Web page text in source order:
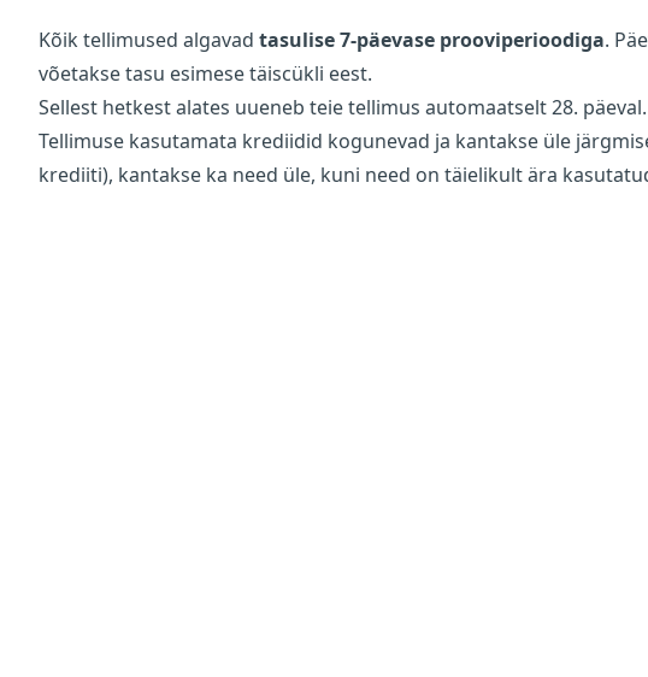
Kõik tellimused algavad tasulise 7-päevase prooviperioodiga.
võetakse tasu esimese täiscükli eest.
Sellest hetkest alates uueneb teie tellimus automaatselt 28. päeval.
Tellimuse kasutamata krediidid kogunevad ja kantakse üle
krediiti), kantakse ka need üle, kuni need on täielikult ära